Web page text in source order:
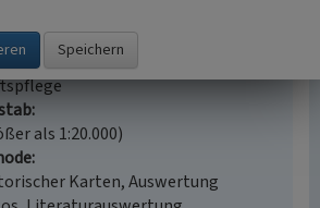
- Rheindahlen
als 1:20.000)
Karten, Auswertung